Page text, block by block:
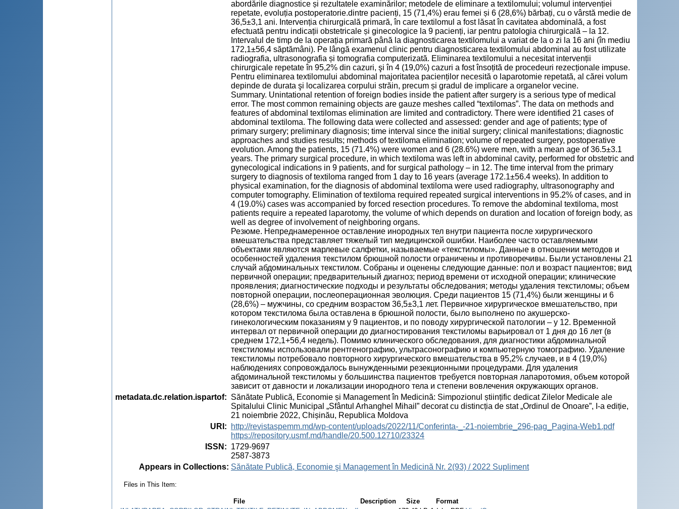
abordările diagnostice și rezultatele examinărilor; metodele de eliminare a textilomului; volumul intervenției
repetate, evoluția postoperatorie.dintre pacienți, 15 (71,4%) erau femei și 6 (28,6%) bărbați, cu o vârstă medie de
36,5±3,1 ani. Intervenția chirurgicală primară, în care textilomul a fost lăsat în cavitatea abdominală, a fost
efectuată pentru indicații obstetricale și ginecologice la 9 pacienți, iar pentru patologia chirurgicală – la 12.
Intervalul de timp de la operația primară până la diagnosticarea textilomului a variat de la o zi la 16 ani (în mediu
172,1±56,4 săptămâni). Pe lângă examenul clinic pentru diagnosticarea textilomului abdominal au fost utilizate
radiografia, ultrasonografia și tomografia computerizată. Eliminarea textilomului a necesitat intervenții
chirurgicale repetate în 95,2% din cazuri, şi în 4 (19,0%) cazuri a fost însoțită de procedeuri rezecționale impuse.
Pentru eliminarea textilomului abdominal majoritatea pacienților necesită o laparotomie repetată, al cărei volum
depinde de durata şi localizarea corpului străin, precum și gradul de implicare a organelor vecine.
Summary. Unintational retention of foreign bodies inside the patient after surgery is a serious type of medical
error. The most common remaining objects are gauze meshes called “textilomas”. The data on methods and
features of abdominal textilomas elimination are limited and contradictory. There were identified 21 cases of
abdominal textiloma. The following data were collected and assessed: gender and age of patients; type of
primary surgery; preliminary diagnosis; time interval since the initial surgery; clinical manifestations; diagnostic
approaches and studies results; methods of textiloma elimination; volume of repeated surgery, postoperative
evolution. Among the patients, 15 (71.4%) were women and 6 (28.6%) were men, with a mean age of 36.5±3.1
years. The primary surgical procedure, in which textiloma was left in abdominal cavity, performed for obstetric and
gynecological indications in 9 patients, and for surgical pathology – in 12. The time interval from the primary
surgery to diagnosis of textiloma ranged from 1 day to 16 years (average 172.1±56.4 weeks). In addition to
physical examination, for the diagnosis of abdominal textiloma were used radiography, ultrasonography and
computer tomography. Elimination of textiloma required repeated surgical interventions in 95.2% of cases, and in
4 (19.0%) cases was accompanied by forced resection procedures. To remove the abdominal textiloma, most
patients require a repeated laparotomy, the volume of which depends on duration and location of foreign body, as
well as degree of involvement of neighboring organs.
Резюме. Непреднамеренное оставление инородных тел внутри пациента после хирургического
вмешательства представляет тяжелый тип медицинской ошибки. Наиболее часто оставляемыми
объектами являются марлевые салфетки, называемые «текстиломы». Данные в отношении методов и
особенностей удаления текстилом брюшной полости ограничены и противоречивы. Были установлены 21
случай абдоминальных текстилом. Собраны и оценены следующие данные: пол и возраст пациентов; вид
первичной операции; предварительный диагноз; период времени от исходной операции; клинические
проявления; диагностические подходы и результаты обследования; методы удаления текстиломы; объем
повторной операции, послеоперационная эволюция. Среди пациентов 15 (71,4%) были женщины и 6
(28,6%) – мужчины, со средним возрастом 36,5±3,1 лет. Первичное хирургическое вмешательство, при
котором текстилома была оставлена в брюшной полости, было выполнено по акушерско-
гинекологическим показаниям у 9 пациентов, и по поводу хирургической патологии – у 12. Временной
интервал от первичной операции до диагностирования текстиломы варьировал от 1 дня до 16 лет (в
среднем 172,1+56,4 недель). Помимо клинического обследования, для диагностики абдоминальной
текстиломы использовали рентгенографию, ультрасонографию и компьютерную томографию. Удаление
текстиломы потребовало повторного хирургического вмешательства в 95,2% случаев, и в 4 (19,0%)
наблюдениях сопровождалось вынужденными резекционными процедурами. Для удаления
абдоминальной текстиломы у большинства пациентов требуется повторная лапаротомия, объем которой
зависит от давности и локализации инородного тела и степени вовлечения окружающих органов.
metadata.dc.relation.ispartof: Sănătate Publică, Economie și Management în Medicină: Simpozionul științific dedicat Zilelor Medicale ale
Spitalului Clinic Municipal „Sfântul Arhanghel Mihail” decorat cu distincția de stat „Ordinul de Onoare”, I-a ediție,
21 noiembrie 2022, Chișinău, Republica Moldova
URI :
http://revistaspemm.md/wp-content/uploads/2022/11/Conferinta-_-21-noiembrie_296-pag_Pagina-Web1.pdf
https://repository.usmf.md/handle/20.500.12710/23324
ISSN : 1729-9697
2587-3873
Appears in Collections: Sănătate Publică, Economie şi Management în Medicină Nr. 2(93) / 2022 Supliment
Files in This Item:
File Description Size
Format